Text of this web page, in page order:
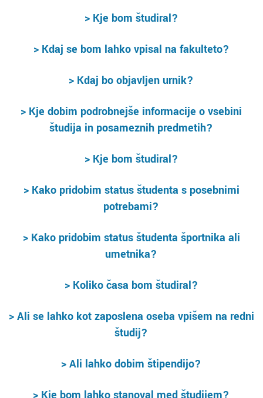
> Kje bom študiral?
> Kdaj se bom lahko vpisal na fakulteto?
> Kdaj bo objavljen urnik?
> Kje dobim podrobnejše informacije o vsebini
študija in posameznih predmetih?
> Kje bom študiral?
> Kako pridobim status študenta s posebnimi
potrebami?
> Kako pridobim status študenta športnika ali
umetnika?
> Koliko časa bom študiral?
> Ali se lahko kot zaposlena oseba vpišem na redni
študij?
> Ali lahko dobim štipendijo?
> Kje bom lahko stanoval med študijem?